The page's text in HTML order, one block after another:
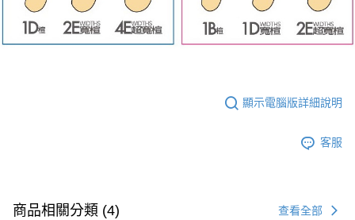
顯示電腦版詳細說明
客服
商品相關分類 (4) 查看全部